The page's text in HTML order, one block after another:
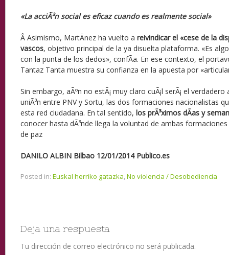
«La acciÃ³n social es eficaz cuando es realmente social»
Â Asimismo, MartÃ­nez ha vuelto a reivindicar el «cese de la
vascos, objetivo principal de la ya disuelta plataforma. «Es
con la punta de los dedos», confÃ­a. En ese contexto, el
Tantaz Tanta muestra su confianza en la apuesta por
Sin embargo, aÃºn no estÃ¡ muy claro cuÃ¡l serÃ¡ el
uniÃ³n entre PNV y Sortu, las dos formaciones nacionalistas
esta red ciudadana. En tal sentido, los prÃ³ximos dÃ­as y
conocer hasta dÃ³nde llega la voluntad de ambas
de paz
DANILO ALBIN Bilbao 12/01/2014 Publico.es
Posted in: Euskal herriko gatazka,No violencia / Desobediencia
Deja una respuesta
Tu dirección de correo electrónico no será publicada.